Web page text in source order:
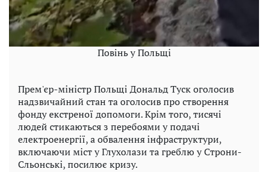
Повінь у Польщі
Прем'єр-міністр Польщі Дональд Туск оголосив
надзвичайний стан та оголосив про створення
фонду екстреної допомоги. Крім того, тисячі
людей стикаються з перебоями у подачі
електроенергії, а обвалення інфраструктури,
включаючи міст у Глухолази та греблю у Строни-
Сльонські, посилює кризу.